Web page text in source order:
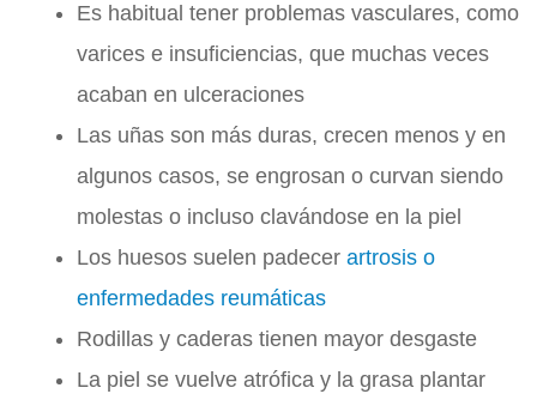
Es habitual tener problemas vasculares, como
varices e insuficiencias, que muchas veces
acaban en ulceraciones
Las uñas son más duras, crecen menos y en
algunos casos, se engrosan o curvan siendo
molestas o incluso clavándose en la piel
Los huesos suelen padecer artrosis o
enfermedades reumáticas
Rodillas y caderas tienen mayor desgaste
La piel se vuelve atrófica y la grasa plantar